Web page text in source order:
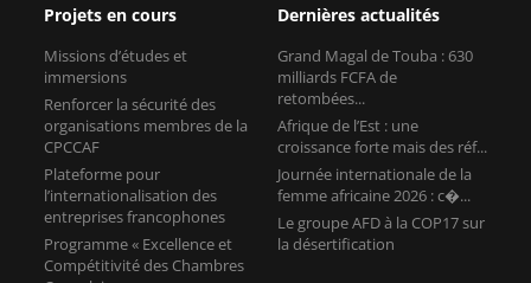
CPCCAF
l’internationalisation des
entreprises francophones
Programme « Excellence et
Compétitivité des Chambres
Consulaires »
croissance forte mais des réf...
femme africaine 2026 : c�...
Le groupe AFD à la COP17 sur
Contact
11, rue Léon Jouhaux
75010 Paris